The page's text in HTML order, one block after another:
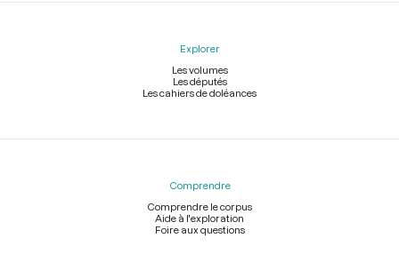
Explorer
Les volumes
Les députés
Les cahiers de doléances
Comprendre
Comprendre le corpus
Aide à l'exploration
Foire aux questions